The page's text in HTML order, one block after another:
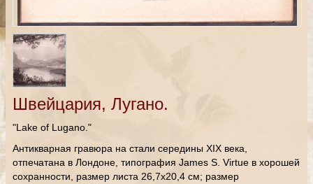
Швейцария, Лугано.
"Lake of Lugano."
Антикварная гравюра на стали середины XIX века,
отпечатана в Лондоне, типография James S. Virtue в хорошей
сохранности, размер листа 26,7х20,4 см; размер